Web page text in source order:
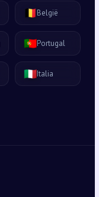
🇧🇪België
🇵🇹Portugal
🇮🇹Italia